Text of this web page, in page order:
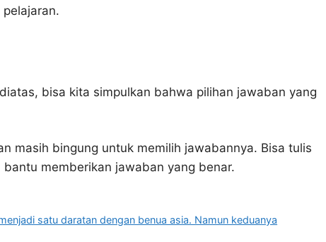
bisa kita simpulkan bahwa pilihan jawaban yang
masih bingung untuk memilih jawabannya. Bisa tulis
memberikan jawaban yang benar.
satu daratan dengan benua asia. Namun keduanya